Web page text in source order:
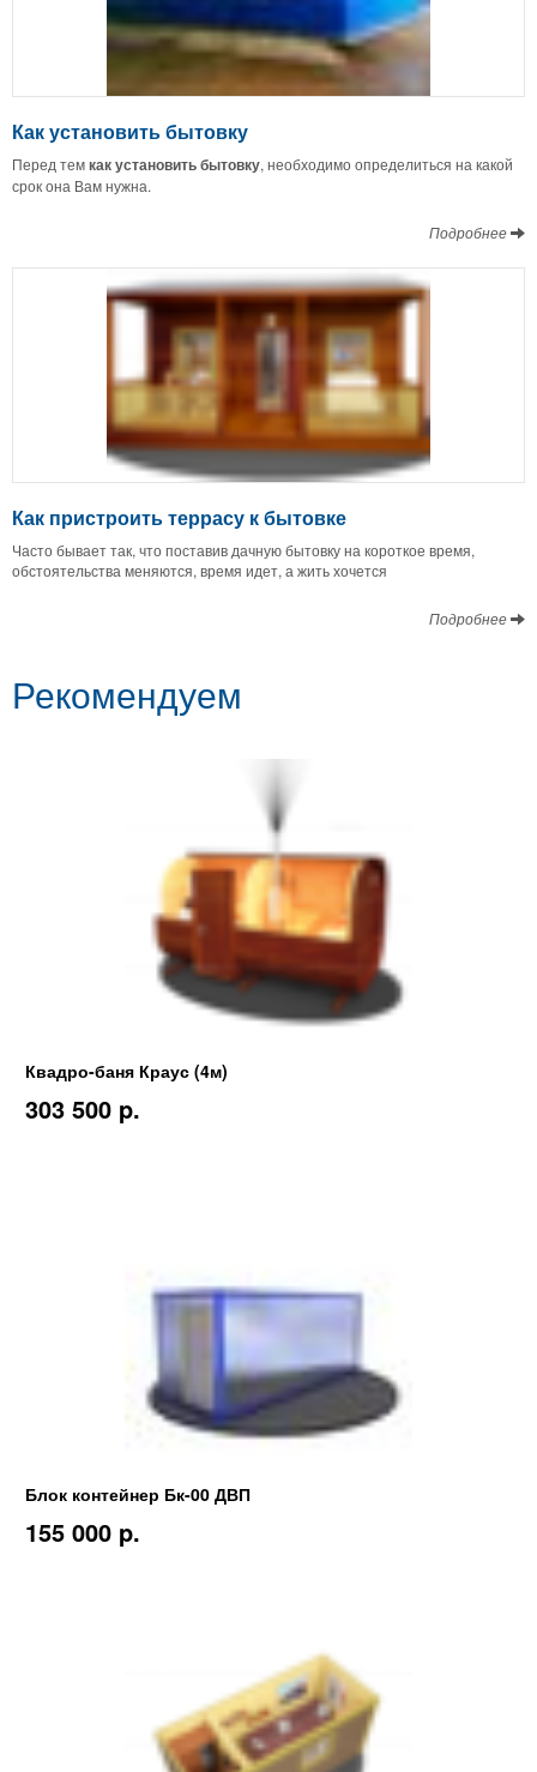
Как установить бытовку
Перед темкак установить бытовку, необходимо определиться на какой
срок она Вам нужна.
Подробнее
Как пристроить террасу к бытовке
Часто бывает так, что поставив дачную бытовку на короткое время,
обстоятельства меняются, время идет, а жить хочется
Подробнее
Рекомендуем
Квадро-баня Краус (4м)
303 500 p.
Блок контейнер Бк-00 ДВП
155 000 p.